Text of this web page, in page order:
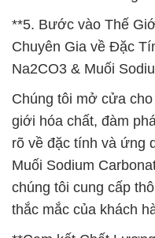
**5. Bước vào Thế
Chuyên Gia về Đặc
Na2CO3 & Muối
Chúng tôi mở cửa
giới hóa chất, đàm
rõ về đặc tính và ứng
Muối Sodium
chúng tôi cung cấp
thắc mắc của khách